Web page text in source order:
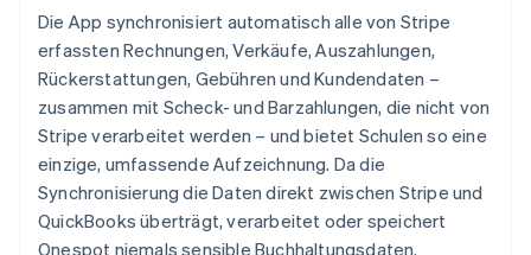
Die App synchronisiert automatisch alle von Stripe
erfassten Rechnungen, Verkäufe, Auszahlungen,
Rückerstattungen, Gebühren und Kundendaten –
zusammen mit Scheck- und Barzahlungen, die nicht von
Stripe verarbeitet werden – und bietet Schulen so eine
einzige, umfassende Aufzeichnung. Da die
Synchronisierung die Daten direkt zwischen Stripe und
QuickBooks überträgt, verarbeitet oder speichert
Onespot niemals sensible Buchhaltungsdaten.